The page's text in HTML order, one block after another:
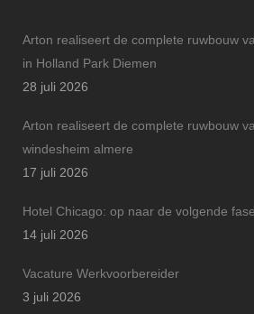
Arton realiseert de complete ruwbouw
in Holland Park Diemen
28 juli 2026
Arton realiseert de complete ruwbouw
windesheim almere
17 juli 2026
Hotel Chicago: op naar de volgende fase
14 juli 2026
Vacature Werkvoorbereider
3 juli 2026